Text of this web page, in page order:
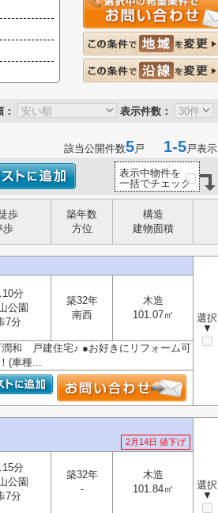
表示件数：
該当公開件数5戸 1-5戸表示
表示中物件を
一括でチェック
歩
歩
築年数
方位
構造
建物面積
選択
▼
分
公園
7分
築32年
南西
木造
101.07㎡
潤和 戸建住宅♪ ●お好きにリフォーム可
(車種...
2月14日 値下げ
選択
▼
分
公園
7分
築32年
-
木造
101.84㎡